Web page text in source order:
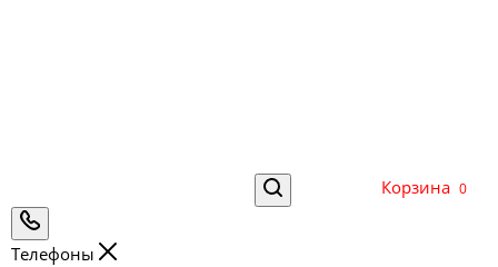
Корзина 0
Телефоны